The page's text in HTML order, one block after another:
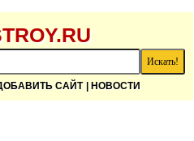
САЙТ | НОВОСТИ